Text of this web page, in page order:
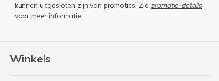
Winkels
kunnen uitgesloten zijn van promoties. Zie promotie-details
voor meer informatie.